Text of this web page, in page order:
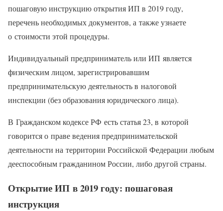
пошаговую инструкцию открытия ИП в 2019 году,
перечень необходимых документов, а также узнаете
о стоимости этой процедуры.
Индивидуальный предприниматель или ИП является
физическим лицом, зарегистрировавшим
предпринимательскую деятельность в налоговой
инспекции (без образования юридического лица).
В Гражданском кодексе РФ есть статья 23, в которой
говорится о праве ведения предпринимательской
деятельности на территории Российской Федерации любым
дееспособным гражданином России, либо другой страны.
Открытие ИП в 2019 году: пошаговая
инструкция